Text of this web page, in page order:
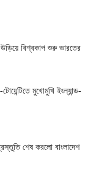
উড়িয়ে বিশ্বকাপ শুরু ভারতের
মুখোমুখি ইংল্যান্ড-
শেষ করলো বাংলাদেশ